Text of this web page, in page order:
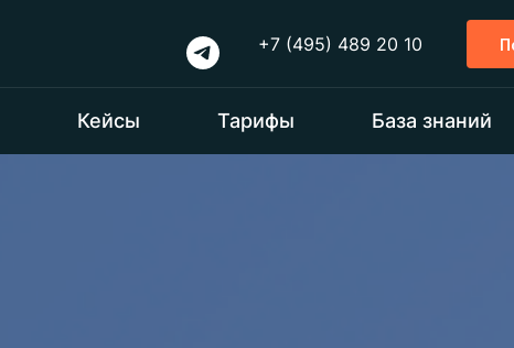
+7 (495) 489 20 10
Кейсы Тарифы База знаний